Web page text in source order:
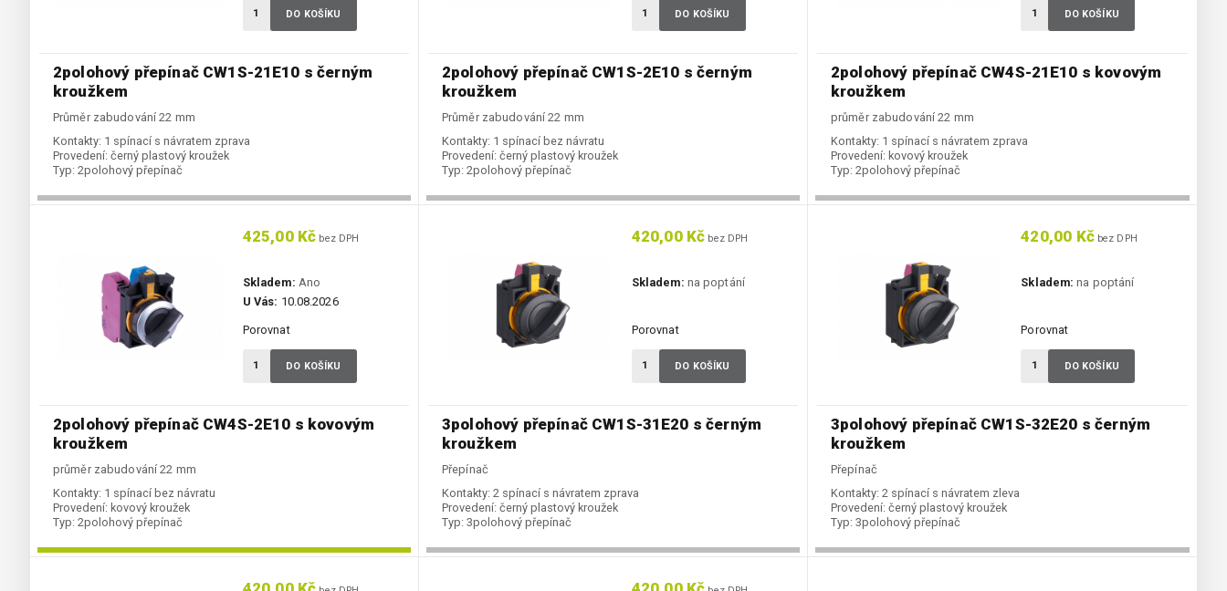
2polohový přepínač CW1S-21E10 s černým
kroužkem
Průměr zabudování 22 mm
Kontakty: 1 spínací s návratem zprava
Provedení: černý plastový kroužek
Typ: 2polohový přepínač
DO KOŠÍKU
2polohový přepínač CW1S-2E10 s černým
kroužkem
Průměr zabudování 22 mm
Kontakty: 1 spínací bez návratu
Provedení: černý plastový kroužek
Typ: 2polohový přepínač
DO KOŠÍKU
2polohový přepínač CW4S-21E10 s kovovým
kroužkem
průměr zabudování 22 mm
Kontakty: 1 spínací s návratem zprava
Provedení: kovový kroužek
Typ: 2polohový přepínač
DO KOŠÍKU
2polohový přepínač CW4S-2E10 s kovovým
kroužkem
průměr zabudování 22 mm
Kontakty: 1 spínací bez návratu
Provedení: kovový kroužek
Typ: 2polohový přepínač
425,00 Kč bez DPH
Skladem: Ano
U Vás: 10.08.2026
Porovnat
DO KOŠÍKU
3polohový přepínač CW1S-31E20 s černým
kroužkem
Přepínač
Kontakty: 2 spínací s návratem zprava
Provedení: černý plastový kroužek
Typ: 3polohový přepínač
420,00 Kč bez DPH
Skladem: na poptání
Porovnat
DO KOŠÍKU
3polohový přepínač CW1S-32E20 s černým
kroužkem
Přepínač
Kontakty: 2 spínací s návratem zleva
Provedení: černý plastový kroužek
Typ: 3polohový přepínač
420,00 Kčbez DPH
Skladem: na poptání
Porovnat
DO KOŠÍKU